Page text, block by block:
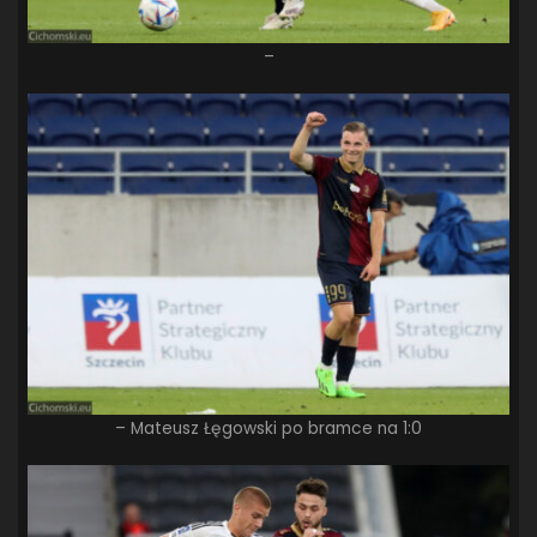
–
– Mateusz Łęgowski po bramce na 1:0